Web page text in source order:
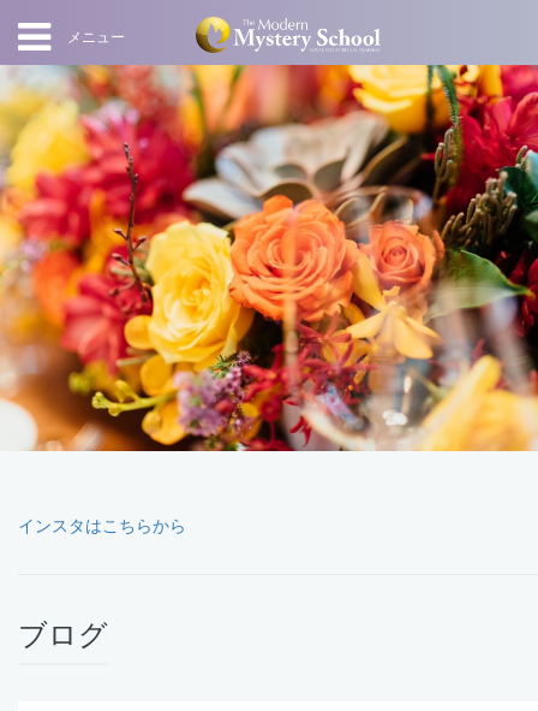
メニュー
インスタはこちらから
ブログ